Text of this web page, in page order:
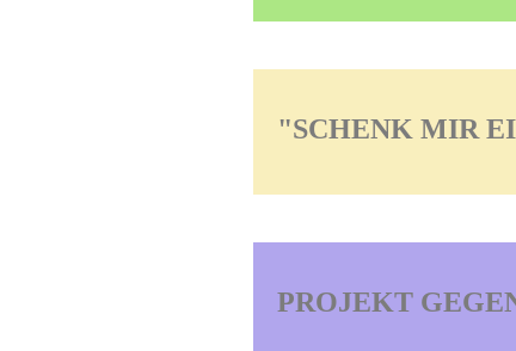
"SCHENK MIR
PROJEKT